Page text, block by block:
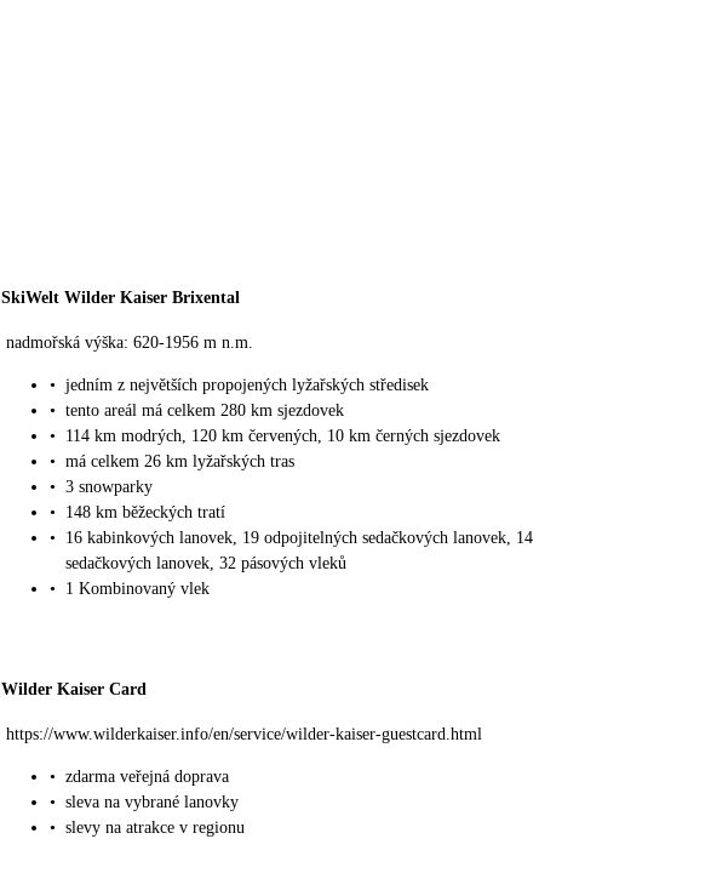
SkiWelt Wilder Kaiser Brixental
nadmořská výška: 620-1956 m n.m.
• jedním z největších propojených lyžařských středisek
• tento areál má celkem 280 km sjezdovek
•
114 km modrých, 120 km červených, 10 km černých sjezdovek
• má celkem 26 km lyžařských tras
• 3 snowparky
•
148 km běžeckých tratí
•
16 kabinkových lanovek, 19 odpojitelných sedačkových lanovek, 14
sedačkových lanovek, 32 pásových vleků
•
1 Kombinovaný vlek
Wilder Kaiser Card
https://www.wilderkaiser.info/en/service/wilder-kaiser-guestcard.html
• zdarma veřejná doprava
• sleva na vybrané lanovky
• slevy na atrakce v regionu